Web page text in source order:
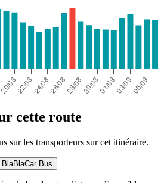
cette route
sur les transporteurs sur cet itinéraire.
BlaBlaCar Bus